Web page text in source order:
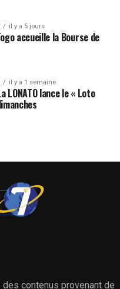
il y a 5 jours
accueille la Bourse de
il y a 1 semaine
LONATO lance le « Loto
contenus provenant de